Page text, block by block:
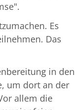
Es
Das
in den
um dort an der
allem die